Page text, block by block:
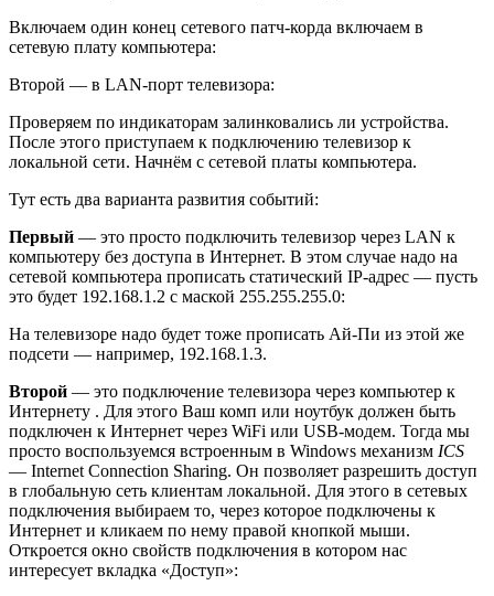
Включаем один конец сетевого патч-корда включаем в
сетевую плату компьютера:
Второй — в LAN-порт телевизора:
Проверяем по индикаторам залинковались ли устройства.
После этого приступаем к подключению телевизор к
локальной сети. Начнём с сетевой платы компьютера.
Тут есть два варианта развития событий:
Первый — это просто подключить телевизор через LAN к
компьютеру без доступа в Интернет. В этом случае надо на
сетевой компьютера прописать статический IP-адрес — пусть
это будет 192.168.1.2 с маской 255.255.255.0:
На телевизоре надо будет тоже прописать Ай-Пи из этой же
подсети — например, 192.168.1.3.
Второй — это подключение телевизора через компьютер к
Интернету . Для этого Ваш комп или ноутбук должен быть
подключен к Интернет через WiFi или USB-модем. Тогда мы
просто воспользуемся встроенным в Windows механизм ICS
— Internet Connection Sharing. Он позволяет разрешить доступ
в глобальную сеть клиентам локальной. Для этого в сетевых
подключения выбираем то, через которое подключены к
Интернет и кликаем по нему правой кнопкой мыши.
Откроется окно свойств подключения в котором нас
интересует вкладка «Доступ»: